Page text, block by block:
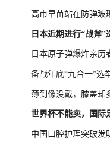
高市早苗站在防弹玻
日本近期进行“战斧
日本原子弹爆炸亲历
备战年底“九合一”选
薄到像没戴，膝盖却
世界杯不能卖，国际
中国口腔护理突破发